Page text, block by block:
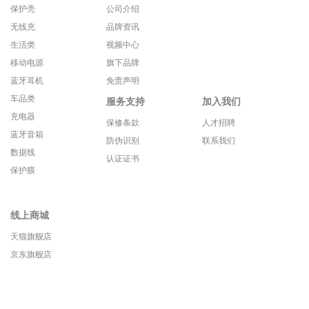
保护壳
无线充
生活类
移动电源
蓝牙耳机
车品类
充电器
蓝牙音箱
数据线
保护膜
公司介绍
品牌资讯
视频中心
旗下品牌
免责声明
服务支持
保修条款
防伪识别
认证证书
加入我们
人才招聘
联系我们
线上商城
天猫旗舰店
京东旗舰店